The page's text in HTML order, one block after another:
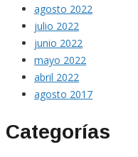
agosto 2022
julio 2022
junio 2022
mayo 2022
abril 2022
agosto 2017
Categorías